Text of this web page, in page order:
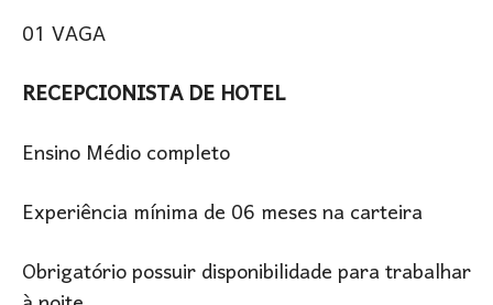
01 VAGA
RECEPCIONISTA DE HOTEL
Ensino Médio completo
Experiência mínima de 06 meses na carteira
Obrigatório possuir disponibilidade para trabalhar